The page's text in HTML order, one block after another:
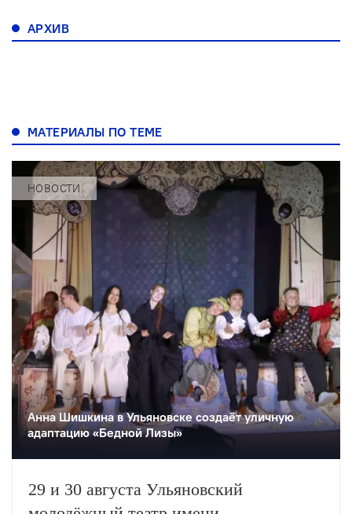
АРХИВ
МАТЕРИАЛЫ ПО ТЕМЕ
НОВОСТИ
Анна Шишкина в Ульяновске создаëт уличную
адаптацию «Бедной Лизы»
29 и 30 августа Ульяновский